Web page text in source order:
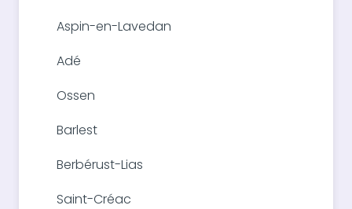
Aspin-en-Lavedan
Adé
Ossen
Barlest
Berbérust-Lias
Saint-Créac